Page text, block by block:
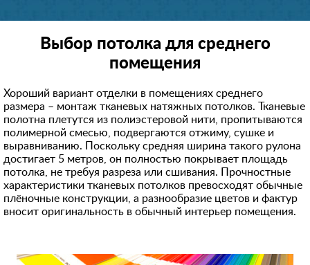
Выбор потолка для среднего
помещения
Хороший вариант отделки в помещениях среднего
размера – монтаж тканевых натяжных потолков. Тканевые
полотна плетутся из полиэстеровой нити, пропитываются
полимерной смесью, подвергаются отжиму, сушке и
выравниванию. Поскольку средняя ширина такого рулона
достигает 5 метров, он полностью покрывает площадь
потолка, не требуя разреза или сшивания. Прочностные
характеристики тканевых потолков превосходят обычные
плёночные конструкции, а разнообразие цветов и фактур
вносит оригинальность в обычный интерьер помещения.